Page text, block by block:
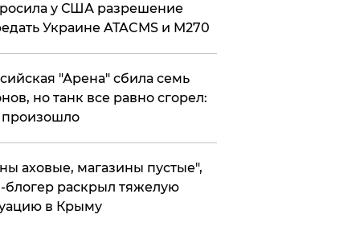
у США разрешение
Украине ATACMS и M270
"Арена" сбила семь
но танк все равно сгорел:
произошло
аховые, магазины пустые",
раскрыл тяжелую
в Крыму